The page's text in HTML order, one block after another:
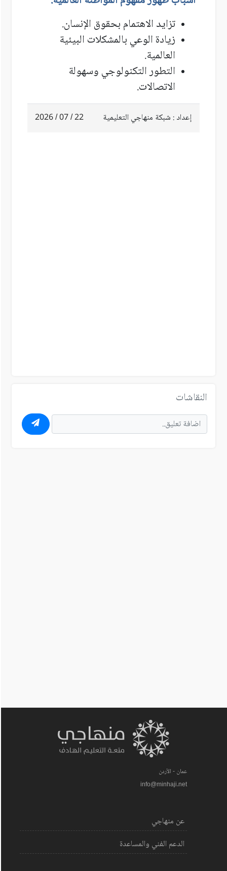
تزايد الاهتمام بحقوق الإنسان.
زيادة الوعي بالمشكلات البيئية
العالمية.
التطور التكنولوجي وسهولة
الاتصالات.
إعداد : شبكة منهاجي التعليمية 22 / 07 / 2026
النقاشات
عمان - الأردن
info@minhaji.net
عن منهاجي
الدعم الفني والمساعدة